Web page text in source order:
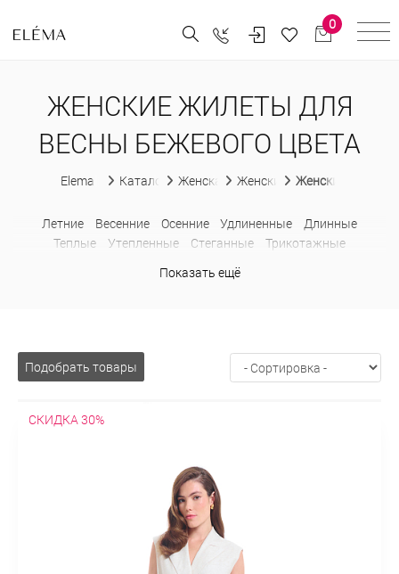
0
ЖЕНСКИЕ ЖИЛЕТЫ ДЛЯ
ВЕСНЫ БЕЖЕВОГО ЦВЕТА
Elema Каталог Женская одеждаЖенские жилетыЖенские жилеты
Летние Весенние Осенние Удлиненные
Длинные
Теплые
Утепленные Стеганные
Трикотажные
На пуговицах Больших размеров
Показать ещё
Подобрать товары
СКИДКА 30%